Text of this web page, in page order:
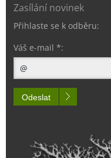
Zasílání novinek
Přihlaste se k odběru:
Váš e-mail *:
Odeslat